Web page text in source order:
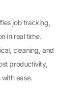
job tracking,
in real time.
cleaning, and
productivity,
ease.